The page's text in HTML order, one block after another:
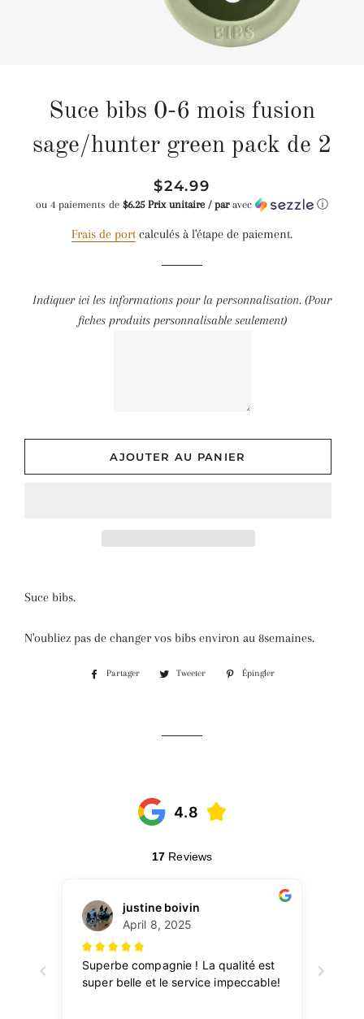
Suce bibs 0-6 mois fusion
sage/hunter green pack de 2
Prix
régulier
Prix
réduit
$24.99
ou 4 paiements de $6.25 Prix unitaire / paravec ⓘ
Frais de port calculés à l'étape de paiement.
Indiquer ici les informations pour la personnalisation. (Pour
fiches produits personnalisable seulement)
AJOUTER AU PANIER
Suce bibs.
N'oubliez pas de changer vos bibs environ au 8semaines.
Partager
PartagerTweeter
Tweeter Épingler